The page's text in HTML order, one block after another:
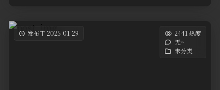
发布于 2025-01-29
2441 热度
无~
未分类